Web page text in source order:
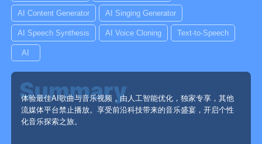
AI Content Generator AI Singing Generator
AI Speech Synthesis AI Voice Cloning Text-to-Speech
AI
体验最佳AI歌曲与音乐视频，由人工智能优化，独家专享，其他
流媒体平台禁止播放。享受前沿科技带来的音乐盛宴，开启个性
化音乐探索之旅。